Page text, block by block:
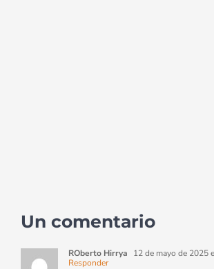
Un comentario
ROberto Hirrya 12 de mayo de 2025
Responder